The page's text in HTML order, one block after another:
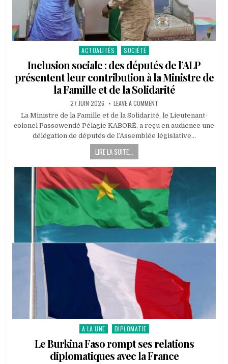
Posted
ACTUALITÉS SOCIÉTÉ
Inclusion sociale : des députés de l’ALP
présentent leur contribution à la Ministre de
la Famille et de la Solidarité
PUBLISHED
DATE:
27 JUIN 2026 LEAVE A COMMENTON
SOCIALE
DES
DÉPUTÉS
DE
À
MINISTRE
DE
LA
FAMILLE
DE
LA
SOLIDARITÉ
La Ministre de la Famille et de la Solidarité, le Lieutenant-
colonel Passowendé Pélagie KABORÉ, a reçu en audience une
délégation de députés de l’Assemblée législative…
LIRE LA SUITE...
Posted
in
A LA UNE DIPLOMATIE
Le Burkina Faso rompt ses relations
diplomatiques avec la France